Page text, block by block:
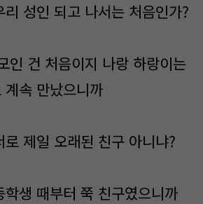
성인 되고 나서는 처음인가?
인 건 처음이지 나랑 하랑이는
속 만났으니까
제일 오래된 친구 아니냐?
생 때부터 쭉 친구였으니까